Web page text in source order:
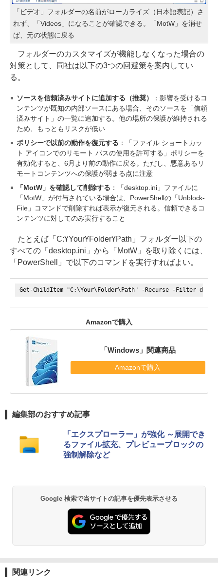
「ビデオ」フォルダーの名前がローカライズ（日本語表記）さ
れず、「Videos」になることが確認できる。「MotW」を消せ
ば、元の状態に戻る
フォルダーのカスタマイズが機能しなくなった場合の
対策として、同社は以下の3つの回避策を案内してい
る。
ソースを信頼済みサイトに追加する（推奨）
：影響を受けるコ
ンテンツが既知の内部ソースにある場合、そのソースを「信頼
済みサイト」の一覧に追加する。他の場所の保護が維持される
ため、もっともリスクが低い
ポリシーで以前の動作を復元する ：「ファイル ショートカッ
ト アイコンでのリモート パスの使用を許可する」ポリシーを
有効化すると、6月より前の動作に戻る。ただし、悪意あるリ
モートコンテンツへの保護が弱まる点に注意
「MotW」を確認して削除する ：「desktop.ini」ファイルに
「MotW」が付与されている場合は、PowerShellの「Unblock-
File」コマンドで削除すれば表示が復元される。信頼できるコ
ンテンツに対してのみ実行すること
たとえば「C:¥Your¥Folder¥Path」フォルダー以下の
すべての「desktop.ini」から「MotW」を取り除くには、
「PowerShell」で以下のコマンドを実行すればよい。
Get-ChildItem "C:\Your\Folder\Path" -Recurse -Filter
Amazonで購入
「Windows」関連商品
Amazonで購入
編集部のおすすめ記事
「エクスプローラー」が強化 ～展開でき
るファイル拡充、プレビューブロックの
強制解除など
Google 検索で当サイトの記事を優先表示させる
関連リンク